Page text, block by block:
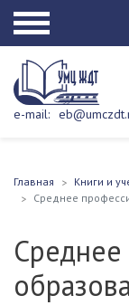
e-mail:
Главная Книги и
Среднее